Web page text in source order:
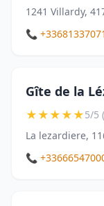
1241 Villardy,
📞 +33681337071
Gîte de la
★★★★★5/5
La lezardiere,
📞